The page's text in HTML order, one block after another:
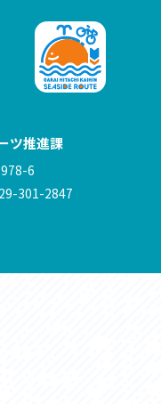
ツ推進課
6
301-2847